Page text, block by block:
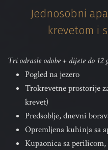
Jednosobni
krevetom i
Tri odrasle odobe + dijete do 12
Pogled na jezero
Trokrevetne prostorije
krevet)
Predsoblje, dnevni
Opremljena kuhinja sa
Kupaonica sa